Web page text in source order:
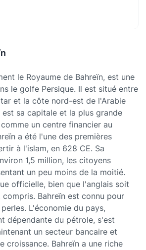
le Royaume de Bahreïn, est une
le golfe Persique. Il est situé entre
et la côte nord-est de l'Arabie
est sa capitale et la plus grande
un centre financier au
a été l'une des premières
à l'islam, en 628 CE. Sa
1,5 million, les citoyens
un peu moins de la moitié.
officielle, bien que l'anglais soit
Bahreïn est connu pour
L'économie du pays,
dépendante du pétrole, s'est
un secteur bancaire et
croissance. Bahreïn a une riche